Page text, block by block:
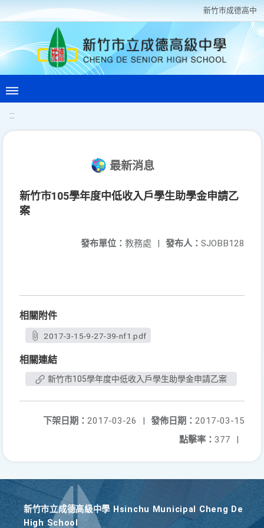
新竹巿成德高中
:::
最新消息
新竹市105學年度中低收入戶學生助學金申請乙
案
發布人： SJOBB128
發布單位： 教務處 |
相關附件
2017-3-15-9-27-39-nf1.pdf
相關連結
新竹市105學年度中低收入戶學生助學金申請乙案
發佈日期： 2017-03-15
下架日期： 2017-03-26
|
點擊率： 377 |
新竹巿立成德高級中學 Hsinchu Municipal Cheng De
High School